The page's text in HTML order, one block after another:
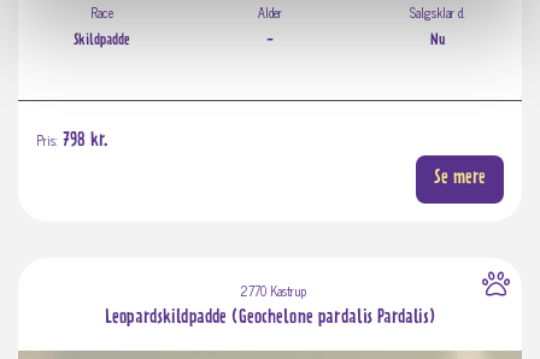
Race
Skildpadde
Alder
-
Salgsklar d.
Nu
Pris: 798 kr.
Se mere
2770 Kastrup
Leopardskildpadde (Geochelone pardalis Pardalis)